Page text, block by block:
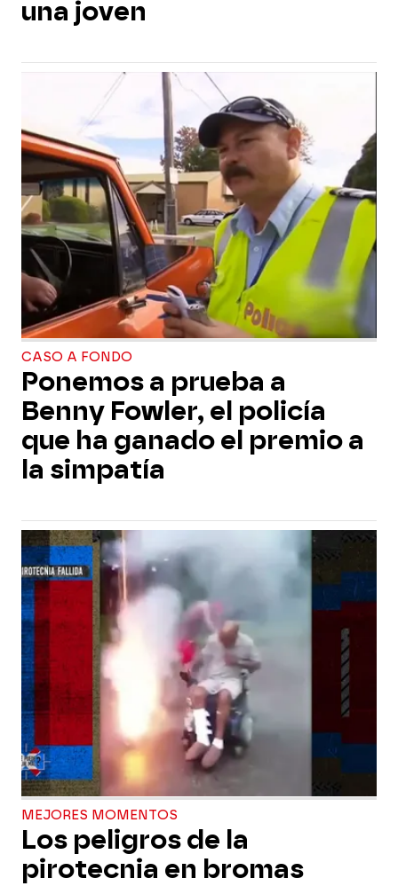
una joven
CASO A FONDO
Ponemos a prueba a
Benny Fowler, el policía
que ha ganado el premio a
la simpatía
MEJORES MOMENTOS
Los peligros de la
pirotecnia en bromas